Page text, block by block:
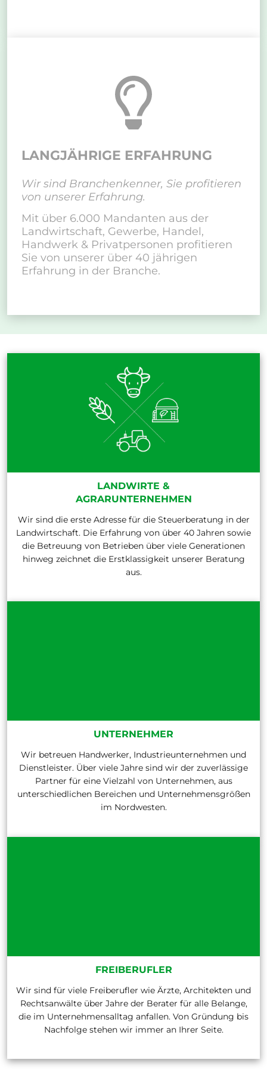
LANGJÄHRIGE ERFAHRUNG
Wir sind Branchenkenner, Sie profitieren
von unserer Erfahrung.
Mit über 6.000 Mandanten aus der
Landwirtschaft, Gewerbe, Handel,
Handwerk & Privatpersonen profitieren
Sie von unserer über 40 jährigen
Erfahrung in der Branche.
LANDWIRTE &
AGRARUNTERNEHMEN
Wir sind die erste Adresse für die Steuerberatung in der
Landwirtschaft. Die Erfahrung von über 40 Jahren sowie
die Betreuung von Betrieben über viele Generationen
hinweg zeichnet die Erstklassigkeit unserer Beratung
aus.
UNTERNEHMER
Wir betreuen Handwerker, Industrieunternehmen und
Dienstleister. Über viele Jahre sind wir der zuverlässige
Partner für eine Vielzahl von Unternehmen, aus
unterschiedlichen Bereichen und Unternehmensgrößen
im Nordwesten.
FREIBERUFLER
Wir sind für viele Freiberufler wie Ärzte, Architekten und
Rechtsanwälte über Jahre der Berater für alle Belange,
die im Unternehmensalltag anfallen. Von Gründung bis
Nachfolge stehen wir immer an Ihrer Seite.